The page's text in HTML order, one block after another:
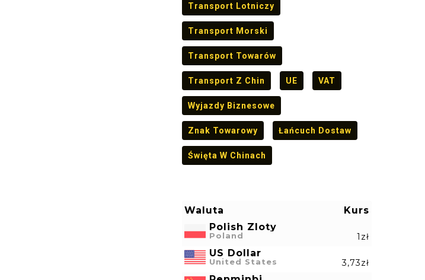
Transport Lotniczy
Transport Morski
Transport Towarów
Transport Z Chin UE VAT
Wyjazdy Biznesowe
Znak Towarowy Łańcuch Dostaw
Święta W Chinach
Waluta
Kurs
Polish Zloty
Poland 1zł
US Dollar
United States 3,73zł